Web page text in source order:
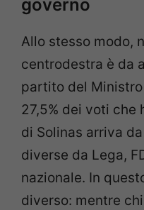
governo
Allo stesso modo,
centrodestra è da
partito del Ministro
27,5% dei voti che
di Solinas arriva
diverse da Lega,
nazionale. In
diverso: mentre